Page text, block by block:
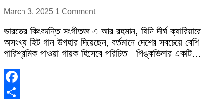
March 3, 2025 1 Comment
ভারতের কিংবদন্তি সংগীতজ্ঞ এ আর রহমান, যিনি দীর্ঘ ক্যারিয়ারে
অসংখ্য হিট গান উপহার দিয়েছেন, বর্তমানে দেশের সবচেয়ে বেশি
পারিশ্রমিক পাওয়া গায়ক হিসেবে পরিচিত। পিঙ্কভিলার একটি…
Facebook